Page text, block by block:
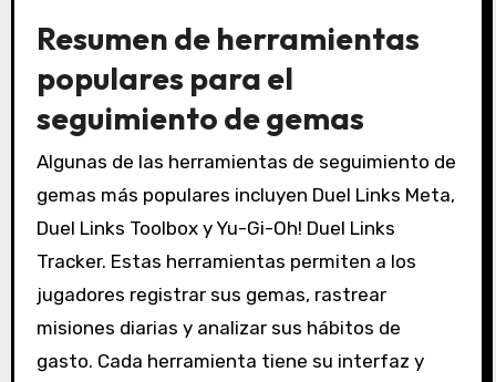
Resumen de herramientas
populares para el
seguimiento de gemas
Algunas de las herramientas de seguimiento de
gemas más populares incluyen Duel Links Meta,
Duel Links Toolbox y Yu-Gi-Oh! Duel Links
Tracker. Estas herramientas permiten a los
jugadores registrar sus gemas, rastrear
misiones diarias y analizar sus hábitos de
gasto. Cada herramienta tiene su interfaz y